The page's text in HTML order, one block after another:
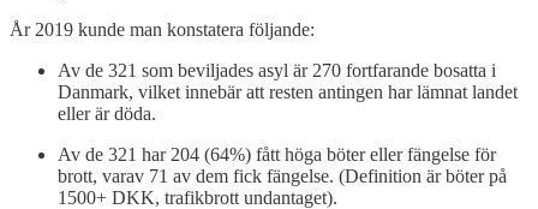
År 2019 kunde man konstatera följande:
Av de 321 som beviljades asyl är 270 fortfarande bosatta i
Danmark, vilket innebär att resten antingen har lämnat landet
eller är döda.
Av de 321 har 204 (64%) fått höga böter eller fängelse för
brott, varav 71 av dem fick fängelse. (Definition är böter på
1500+ DKK, trafikbrott undantaget).